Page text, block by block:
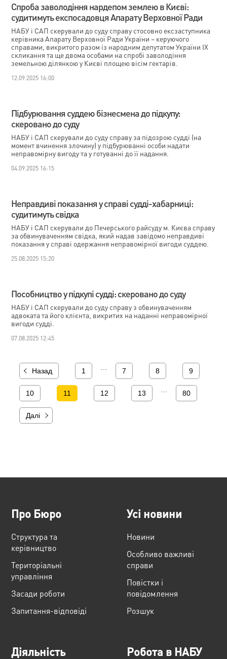
Спроба заволодіння нардепом землею в Києві:
судитимуть експосадовця Апарату Верховної Ради
НАБУ і САП скерували до суду справу стосовно ексзаступника
керівника Апарату Верховної Ради України – керуючого
справами, викритого разом із народним депутатом України IX
скликання та ще двома особами на спробі заволодіння
земельною ділянкою у Києві площею вісім гектарів.
12.09.2025 16:00
Підбурювання суддею бізнесмена до підкупу:
скеровано до суду
НАБУ і САП скерували до суду справу за підозрою судді (на
момент вчинення злочину) у підбурюванні особи надати
неправомірну вигоду та у готуванні до її надання.
04.09.2025 16:15
Неправдиві показання у справі судді-хабарниці:
судитимуть свідка
НАБУ і САП скерували до Печерського райсуду м. Києва справу
за обвинуваченням свідка, який надав завідомо неправдиві
показання у справі одержання неправомірної вигоди суддею.
25.08.2025 15:20
Пособництво у підкупі судді: скеровано до суду
НАБУ і САП скерували до суду справу з обвинуваченням
адвоката та його клієнта, викритих на наданні неправомірної
вигоди судді.
07.08.2025 12:45
Назад 1 7 8 9
10 11 12 13 80
Далі
Про Бюро
Структура та
керівництво
Територіальні
управління
Засади роботи
Запитання-відповіді
Усі новини
Новини
Особливо важливі
справи
Повістки і
повідомлення
Розшук
Діяльність Робота в НАБУ